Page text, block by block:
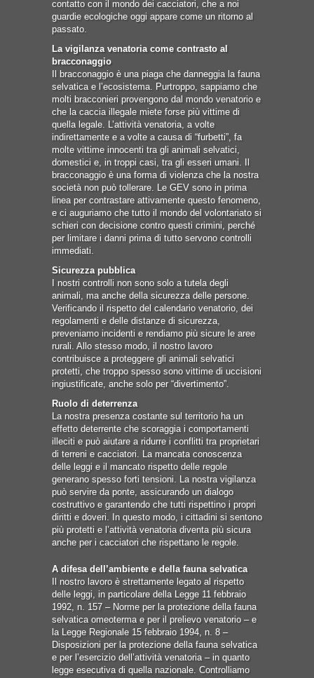
contatto con il mondo dei cacciatori, che a noi
guardie ecologiche oggi appare come un ritorno al
passato.
La vigilanza venatoria come contrasto al
bracconaggio
Il bracconaggio è una piaga che danneggia la fauna
selvatica e l’ecosistema. Purtroppo, sappiamo che
molti bracconieri provengono dal mondo venatorio e
che la caccia illegale miete forse più vittime di
quella legale. L’attività venatoria, a volte
indirettamente e a volte a causa di “furbetti”, fa
molte vittime innocenti tra gli animali selvatici,
domestici e, in troppi casi, tra gli esseri umani. Il
bracconaggio è una forma di violenza che la nostra
società non può tollerare. Le GEV sono in prima
linea per contrastare attivamente questo fenomeno,
e ci auguriamo che tutto il mondo del volontariato si
schieri con decisione contro questi crimini, perché
per limitare i danni prima di tutto servono controlli
immediati.
Sicurezza pubblica
I nostri controlli non sono solo a tutela degli
animali, ma anche della sicurezza delle persone.
Verificando il rispetto del calendario venatorio, dei
regolamenti e delle distanze di sicurezza,
preveniamo incidenti e rendiamo più sicure le aree
rurali. Allo stesso modo, il nostro lavoro
contribuisce a proteggere gli animali selvatici
protetti, che troppo spesso sono vittime di uccisioni
ingiustificate, anche solo per “divertimento”.
Ruolo di deterrenza
La nostra presenza costante sul territorio ha un
effetto deterrente che scoraggia i comportamenti
illeciti e può aiutare a ridurre i conflitti tra proprietari
di terreni e cacciatori. La mancata conoscenza
delle leggi e il mancato rispetto delle regole
generano spesso forti tensioni. La nostra vigilanza
può servire da ponte, assicurando un dialogo
costruttivo e garantendo che tutti rispettino i propri
diritti e doveri. In questo modo, i cittadini si sentono
più protetti e l’attività venatoria diventa più sicura
anche per i cacciatori che rispettano le regole.
A difesa dell’ambiente e della fauna selvatica
Il nostro lavoro è strettamente legato al rispetto
delle leggi, in particolare della Legge 11 febbraio
1992, n. 157 – Norme per la protezione della fauna
selvatica omeoterma e per il prelievo venatorio – e
la Legge Regionale 15 febbraio 1994, n. 8 –
Disposizioni per la protezione della fauna selvatica
e per l’esercizio dell’attività venatoria – in quanto
legge esecutiva di quella nazionale. Controlliamo